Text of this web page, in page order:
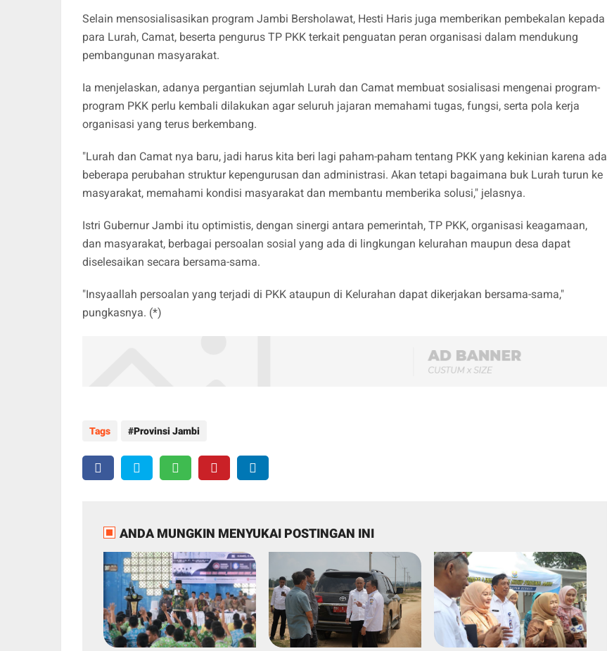
Selain mensosialisasikan program Jambi Bersholawat, Hesti Haris juga memberikan pembekalan kepada
para Lurah, Camat, beserta pengurus TP PKK terkait penguatan peran organisasi dalam mendukung
pembangunan masyarakat.
Ia menjelaskan, adanya pergantian sejumlah Lurah dan Camat membuat sosialisasi mengenai program-
program PKK perlu kembali dilakukan agar seluruh jajaran memahami tugas, fungsi, serta pola kerja
organisasi yang terus berkembang.
"Lurah dan Camat nya baru, jadi harus kita beri lagi paham-paham tentang PKK yang kekinian karena ada
beberapa perubahan struktur kepengurusan dan administrasi. Akan tetapi bagaimana buk Lurah turun ke
masyarakat, memahami kondisi masyarakat dan membantu memberika solusi," jelasnya.
Istri Gubernur Jambi itu optimistis, dengan sinergi antara pemerintah, TP PKK, organisasi keagamaan,
dan masyarakat, berbagai persoalan sosial yang ada di lingkungan kelurahan maupun desa dapat
diselesaikan secara bersama-sama.
"Insyaallah persoalan yang terjadi di PKK ataupun di Kelurahan dapat dikerjakan bersama-sama,"
pungkasnya. (*)
Tags Provinsi Jambi
ANDA MUNGKIN MENYUKAI POSTINGAN INI